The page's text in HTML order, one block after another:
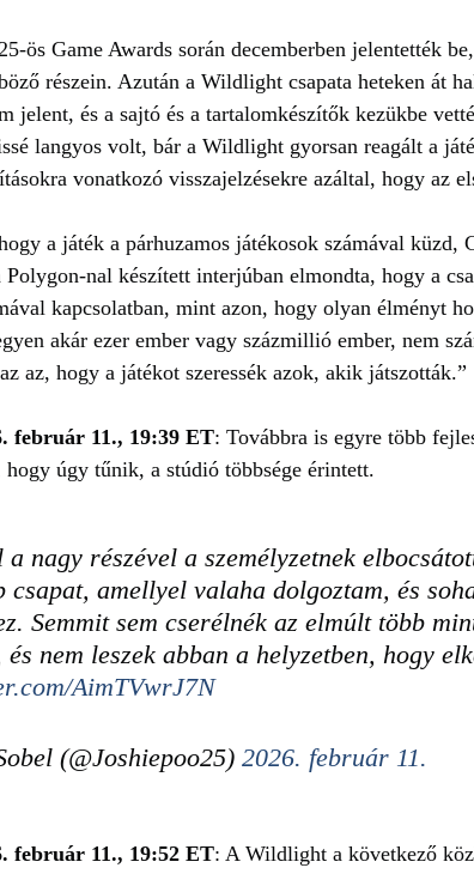
ös Game Awards során decemberben jelentették
részein. Azután a Wildlight csapata heteken át
jelent, és a sajtó és a tartalomkészítők kezükbe
langyos volt, bár a Wildlight gyorsan reagált a
vonatkozó visszajelzésekre azáltal, hogy az
a játék a párhuzamos játékosok számával küzd,
Polygon-nal készített interjúban elmondta, hogy a
kapcsolatban, mint azon, hogy olyan élményt
akár ezer ember vagy százmillió ember, nem
az, hogy a játékot szeressék azok, akik játszották.”
február 11., 19:39 ET: Továbbra is egyre több
hogy úgy tűnik, a stúdió többsége érintett.
a nagy részével a személyzetnek
csapat, amellyel valaha dolgoztam, és
Semmit sem cserélnék az elmúlt több
és nem leszek abban a helyzetben, hogy
AimTVwrJ7N
(@Joshiepoo25) 2026. február 11.
február 11., 19:52 ET: A Wildlight a következő